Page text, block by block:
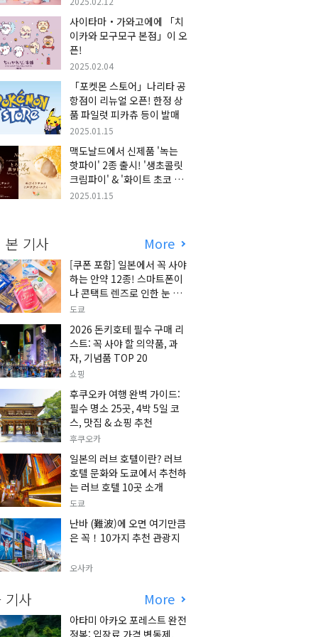
사이타마・가와고에에 「치
이카와 모구모구 본점」이 오
픈!
2025.02.04
「포켓몬 스토어」나리타 공
항점이 리뉴얼 오픈! 한정 상
품 파일럿 피카츄 등이 발매
2025.01.15
맥도날드에서 신제품 '녹는
핫파이' 2종 출시! '생초콜릿
크림파이' & '화이트 초코 밀
크티 파이' 출시!
2025.01.15
본 기사 More
[쿠폰 포함] 일본에서 꼭 사야
하는 안약 12종! 스마트폰이
나 콘택트 렌즈로 인한 눈 피
로에 최적!
도쿄
2026 돈키호테 필수 구매 리
스트: 꼭 사야 할 의약품, 과
자, 기념품 TOP 20
쇼핑
후쿠오카 여행 완벽 가이드:
필수 명소 25곳, 4박 5일 코
스, 맛집 & 쇼핑 추천
후쿠오카
일본의 러브 호텔이란? 러브
호텔 문화와 도쿄에서 추천하
는 러브 호텔 10곳 소개
도쿄
난바 (難波)에 오면 여기만큼
은 꼭！10가지 추천 관광지
오사카
기사 More
아타미 아카오 포레스트 완전
정복: 입장료 가격 변동제,